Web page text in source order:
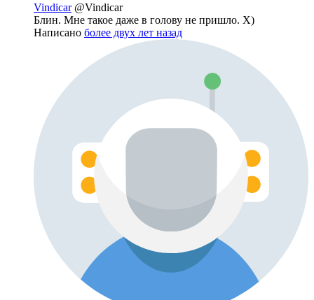
Vindicar @Vindicar
Блин. Мне такое даже в голову не пришло. X)
Написано более двух лет назад